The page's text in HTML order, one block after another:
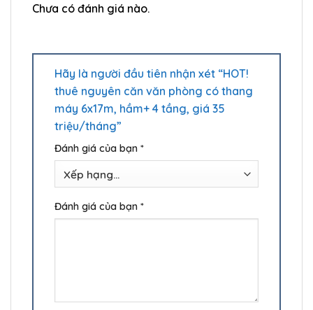
Chưa có đánh giá nào.
Hãy là người đầu tiên nhận xét “HOT!
thuê nguyên căn văn phòng có thang
máy 6x17m, hầm+ 4 tầng, giá 35
triệu/tháng”
Đánh giá của bạn *
Đánh giá của bạn *